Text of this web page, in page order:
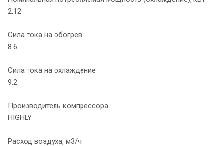
2.12
Сила тока на обогрев
8.6
Сила тока на охлаждение
9.2
Производитель компрессора
HIGHLY
Расход воздуха, м3/ч